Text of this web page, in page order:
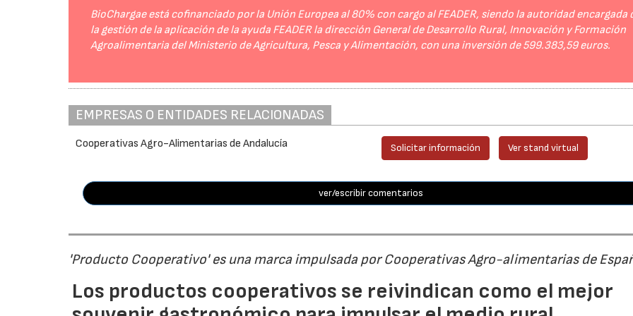
BioChargae está cofinanciado por la Unión Europea al 80% con cargo al FEADER, siendo la autoridad encargada
la gestión de la aplicación de la ayuda FEADER la dirección General de Desarrollo Rural, Innovación y Formación
Agroalimentaria del Ministerio de Agricultura, Pesca y Alimentación, con una inversión de 599.383,59 euros.
EMPRESAS O ENTIDADES RELACIONADAS
Cooperativas Agro-Alimentarias de Andalucía Solicitar información Ver stand virtual
ver/escribir comentarios
'Producto Cooperativo' es una marca impulsada por Cooperativas Agro-alimentarias de
Los productos cooperativos se reivindican como el mejor